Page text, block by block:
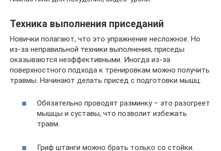
Техника выполнения приседаний
Новички полагают, что это упражнение несложное. Но
из-за неправильной техники выполнения, приседы
оказываются неэффективными. Иногда из-за
поверхностного подхода к тренировкам можно получить
травмы. Начинают делать присед с подготовки мышц.
Обязательно проводят разминку – это разогреет
мышцы и суставы, что позволит избежать
травм.
Гриф штанги можно брать только со стойки.